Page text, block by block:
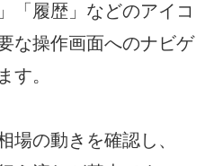
「履歴」などのアイコ
な操作画面へのナビゲ
す。
場の動きを確認し、